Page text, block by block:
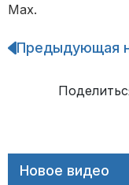
Max.
Навигация
записям
Предыдующая
Новое видео